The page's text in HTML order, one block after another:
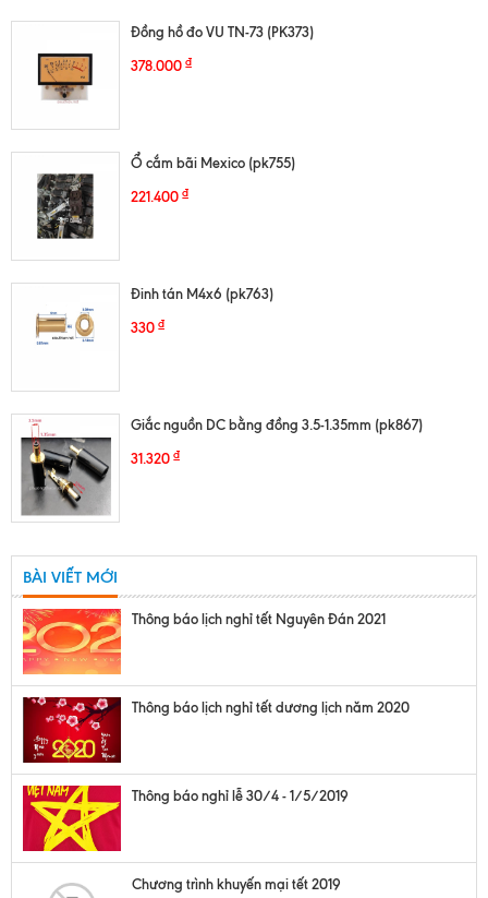
Đồng hồ đo VU TN-73 (PK373)
378.000 ₫
Ổ cắm bãi Mexico (pk755)
221.400 ₫
Đinh tán M4x6 (pk763)
330 ₫
Giắc nguồn DC bằng đồng 3.5-1.35mm (pk867)
31.320 ₫
BÀI VIẾT MỚI
Thông báo lịch nghỉ tết Nguyên Đán 2021
Thông báo lịch nghỉ tết dương lịch năm 2020
Thông báo nghỉ lễ 30/4 - 1/5/2019
Chương trình khuyến mại tết 2019